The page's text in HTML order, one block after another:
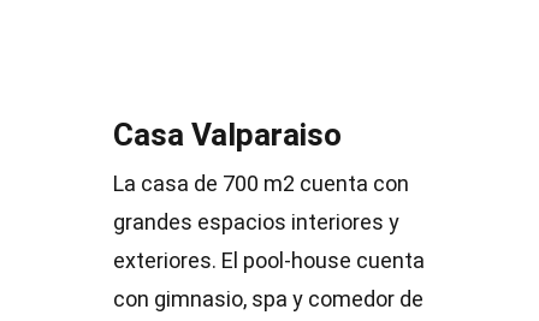
Casa Valparaiso
La casa de 700 m2 cuenta con
grandes espacios interiores y
exteriores. El pool-house cuenta
con gimnasio, spa y comedor de